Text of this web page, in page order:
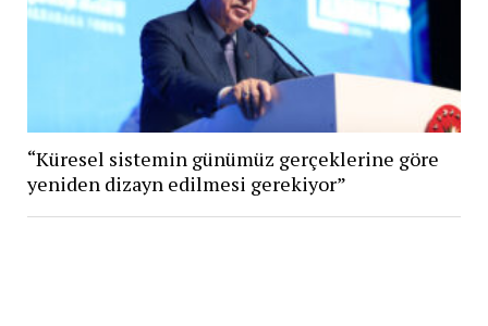
“Küresel sistemin günümüz gerçeklerine göre
yeniden dizayn edilmesi gerekiyor”